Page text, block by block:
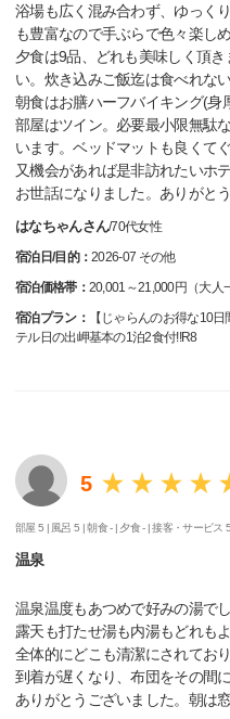
浴場も広く混み合わず、ゆっく
も豊富なので手ぶらで色々楽しめ
夕食は9品、どれも美味しく頂
い。炊き込みご飯迄は食べれない
朝食はお膳ハーフバイキング(身
部屋はツイン。必要最小限無駄
います。ベッドマットも良くて
又機会があれば是非訪れたいホテ
お世話になりました。ありがと
はなちゃんさん/70代女性
宿泊日/目的：2026-07 その他
宿泊価格帯： 20,001～21,000円（大人
宿泊プラン：
【じゃらんのお得な10
テル日の出岬基本の1泊2食付!!R8
5
部屋 5 | 風呂 5 |朝食 - | 夕食 - |接客・サービス
温泉
温泉温度もあつめで好みの湯でし
露天も打たせ湯も内湯もどれも
全体的にどこも清潔にされてお
到着が遅くなり、布団をその間
ありがとうございました。朝は